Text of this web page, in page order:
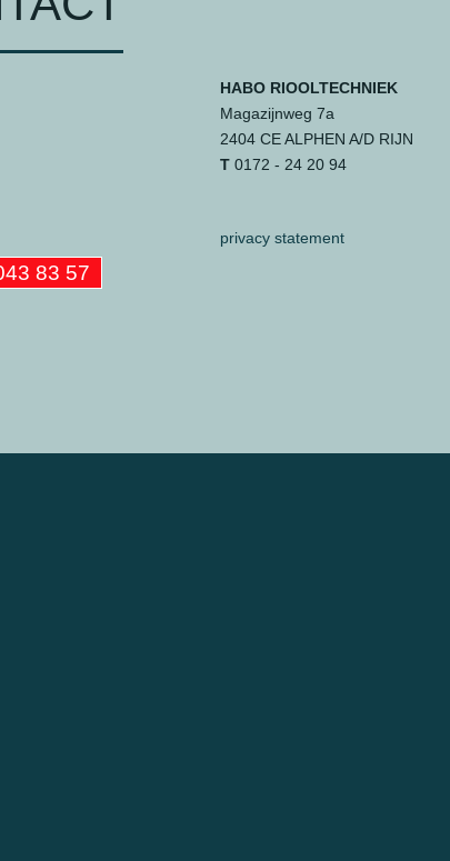
HABO RIOOLTECHNIEK
Magazijnweg 7a
2404 CE ALPHEN A/D RIJN
T0172 - 24 20 94
83 57
privacy statement